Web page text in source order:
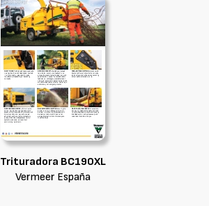
Trituradora BC190XL
Vermeer España